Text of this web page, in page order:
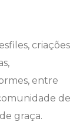
criações
entre
de
graça.